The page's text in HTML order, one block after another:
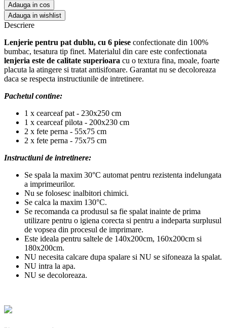
Adauga in cos
Adauga in wishlist
Descriere
Lenjerie pentru pat dublu, cu 6 piese confectionate din 100%
bumbac, tesatura tip finet. Materialul din care este confectionata
lenjeria este de calitate superioara cu o textura fina, moale, foarte
placuta la atingere si tratat antisifonare. Garantat nu se decoloreaza
daca se respecta instructiunile de intretinere.
Pachetul contine:
1 x cearceaf pat - 230x250 cm
1 x cearceaf pilota - 200x230 cm
2 x fete perna - 55x75 cm
2 x fete perna - 75x75 cm
Instructiuni de intretinere:
Se spala la maxim 30°C automat pentru rezistenta indelungata
a imprimeurilor.
Nu se folosesc inalbitori chimici.
Se calca la maxim 130°C.
Se recomanda ca produsul sa fie spalat inainte de prima
utilizare pentru o igiena corecta si pentru a indeparta surplusul
de vopsea din procesul de imprimare.
Este ideala pentru saltele de 140x200cm, 160x200cm si
180x200cm.
NU necesita calcare dupa spalare si NU se sifoneaza la spalat.
NU intra la apa.
NU se decoloreaza.